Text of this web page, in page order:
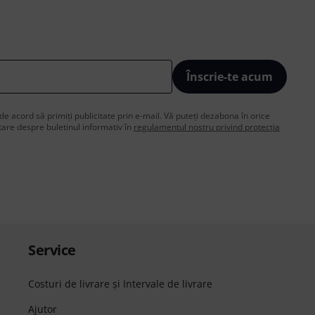
Înscrie-te acum
acord să primiți publicitate prin e-mail. Vă puteți dezabona în orice
despre buletinul informativ în regulamentul nostru privind protecția
Service
Costuri de livrare şi Intervale de livrare
Ajutor